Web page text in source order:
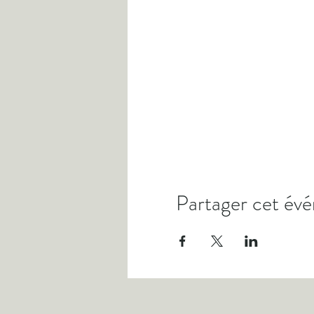
Partager cet